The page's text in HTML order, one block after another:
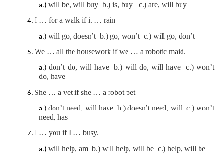
will be, will buy b.) is, buy c.) are, will buy
I … for a walk if it … rain
will go, doesn’t b.) go, won’t c.) will go, don’t
We … all the housework if we … a robotic maid.
don’t do, will have b.) will do, will have c.) won’t
do, have
She … a vet if she … a robot pet
don’t need, will have b.) doesn’t need, will c.) won’t
need, has
I … you if I … busy.
will help, am b.) will help, will be c.) help, will be